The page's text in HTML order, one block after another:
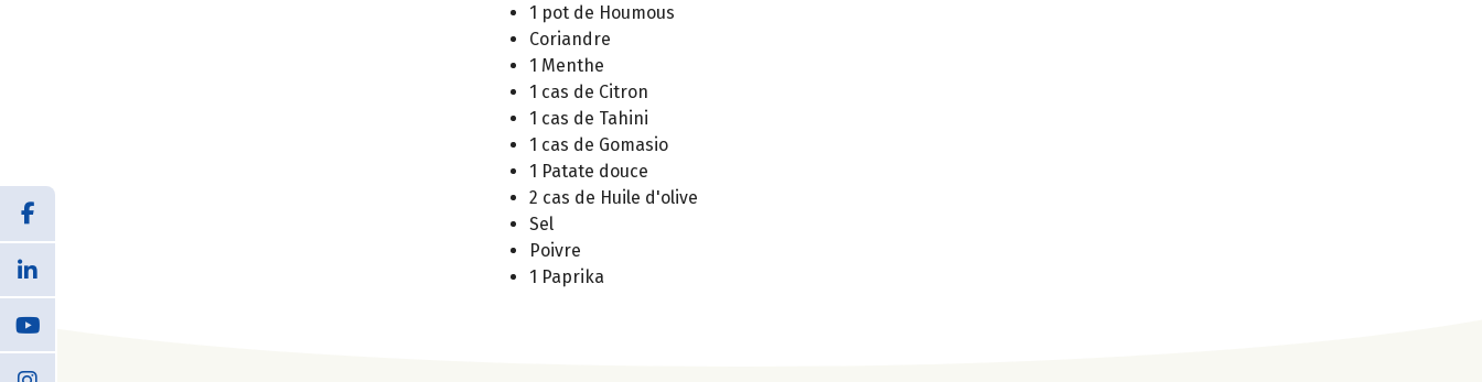
1 pot de Houmous
Coriandre
1 Menthe
1 cas de Citron
1 cas de Tahini
1 cas de Gomasio
1 Patate douce
2 cas de Huile d'olive
Sel
Poivre
1 Paprika